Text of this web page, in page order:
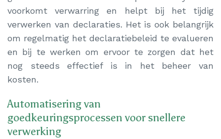
voorkomt verwarring en helpt bij het tijdig
verwerken van declaraties. Het is ook belangrijk
om regelmatig het declaratiebeleid te evalueren
en bij te werken om ervoor te zorgen dat het
nog steeds effectief is in het beheer van
kosten.
Automatisering van
goedkeuringsprocessen voor snellere
verwerking